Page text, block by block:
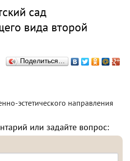
сад
вида второй
Поделиться…
эстетического направления
или задайте вопрос: